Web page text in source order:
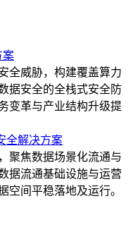
案
全威胁，构建覆盖算力
据安全的全栈式安全防
变革与产业结构升级提
全解决方案
聚焦数据场景化流通与
据流通基础设施与运营
空间平稳落地及运行。